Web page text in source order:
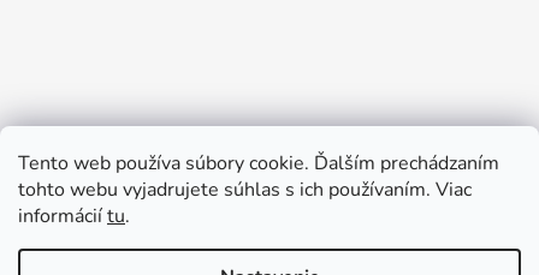
Tento web používa súbory cookie. Ďalším prechádzaním
tohto webu vyjadrujete súhlas s ich používaním. Viac
informáciítu.
Prijímame online platby